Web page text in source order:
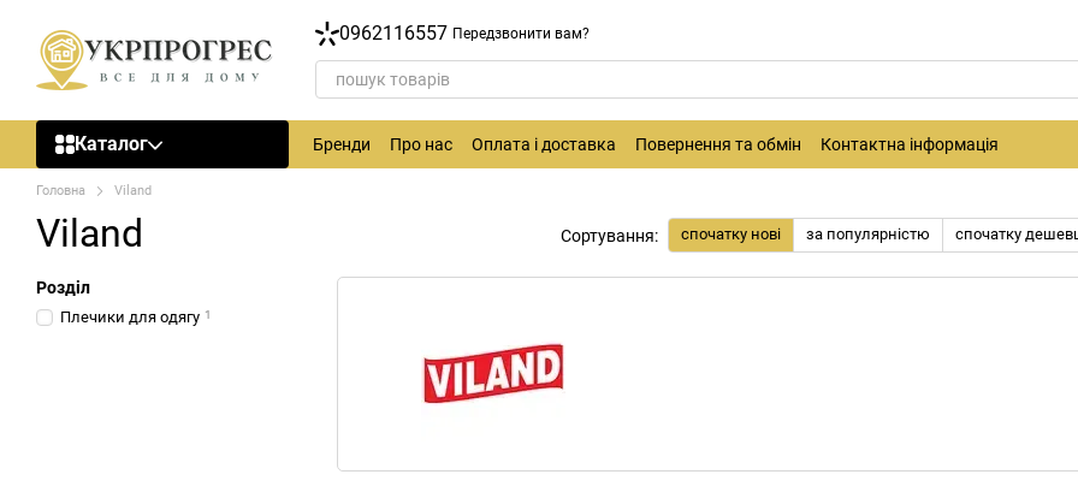
0962116557 Передзвонити вам?
Каталог Бренди Про нас Оплата і доставка Повернення та обмін Контактна інформація
Головна Viland
Viland Сортування: спочатку нові за популярністю спочатку
Розділ
Плечики для одягу 1